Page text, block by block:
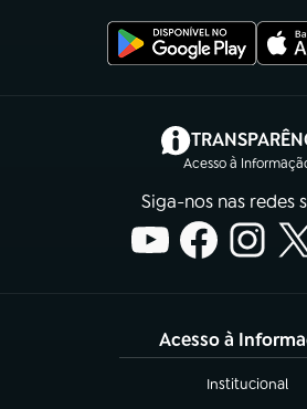
Acesso à
(abre
Siga-nos nas redes
Acesso à
Institucional
(abre em nova